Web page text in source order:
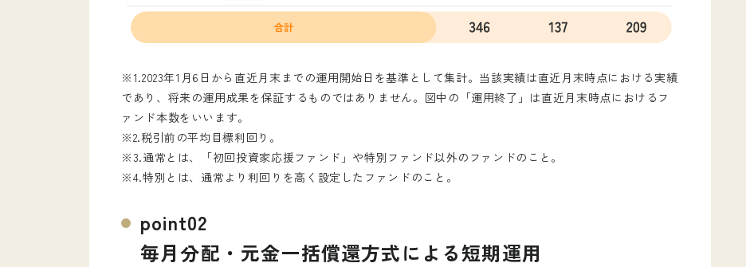
※1.2023年1月6日から直近月末までの運用開始日を基準として集計。当該実績は直近月末時点における実績
であり、将来の運用成果を保証するものではありません。図中の「運用終了」は直近月末時点におけるフ
ァンド本数をいいます。
※2.税引前の平均目標利回り。
※3.通常とは、「初回投資家応援ファンド」や特別ファンド以外のファンドのこと。
※4.特別とは、通常より利回りを高く設定したファンドのこと。
point02
毎月分配・元金一括償還方式による短期運用